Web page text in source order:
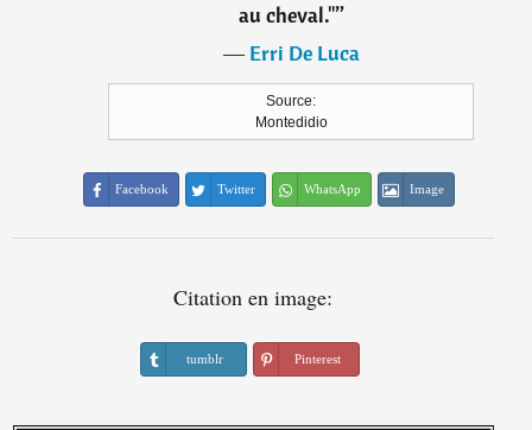
au cheval."”
―Erri De Luca
Source:
Montedidio
Facebook Twitter WhatsApp Image
Citation en image:
tumblr Pinterest